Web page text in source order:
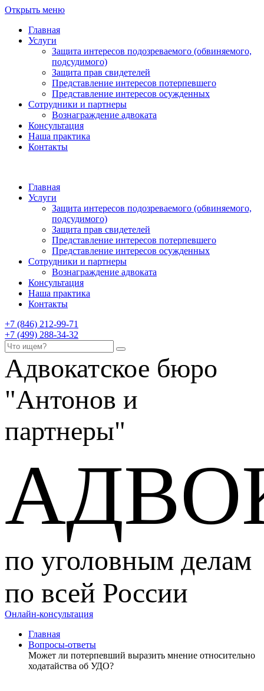
Открыть меню
Главная
Услуги
Защита интересов подозреваемого (обвиняемого,
подсудимого)
Защита прав свидетелей
Представление интересов потерпевшего
Представление интересов осужденных
Сотрудники и партнеры
Вознаграждение адвоката
Консультация
Наша практика
Контакты
Главная
Услуги
Защита интересов подозреваемого (обвиняемого,
подсудимого)
Защита прав свидетелей
Представление интересов потерпевшего
Представление интересов осужденных
Сотрудники и партнеры
Вознаграждение адвоката
Консультация
Наша практика
Контакты
+7 (846) 212-99-71
+7 (499) 288-34-32
Адвокатское бюро
"Антонов и
партнеры"
по уголовным делам
по всей России
Онлайн-консультация
Главная
Вопросы-ответы
Может ли потерпевший выразить мнение относительно
ходатайства об УДО?